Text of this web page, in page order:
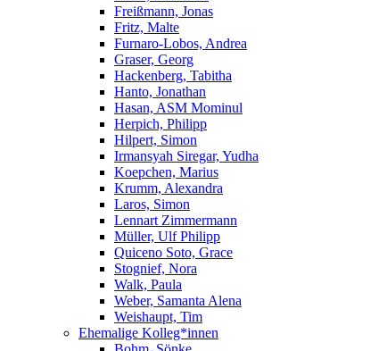
Freißmann, Jonas
Fritz, Malte
Furnaro-Lobos, Andrea
Graser, Georg
Hackenberg, Tabitha
Hanto, Jonathan
Hasan, ASM Mominul
Herpich, Philipp
Hilpert, Simon
Irmansyah Siregar, Yudha
Koepchen, Marius
Krumm, Alexandra
Laros, Simon
Lennart Zimmermann
Müller, Ulf Philipp
Quiceno Soto, Grace
Stognief, Nora
Walk, Paula
Weber, Samanta Alena
Weishaupt, Tim
Ehemalige Kolleg*innen